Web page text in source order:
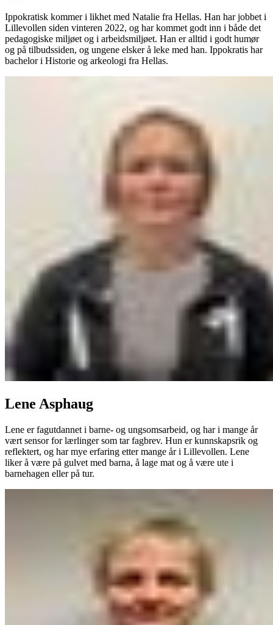
Ippokratisk kommer i likhet med Natalie fra Hellas. Han har jobbet i
Lillevollen siden vinteren 2022, og har kommet godt inn i både det
pedagogiske miljøet og i arbeidsmiljøet. Han er alltid i godt humør
og på tilbudssiden, og ungene elsker å leke med han. Ippokratis har
bachelor i Historie og arkeologi fra Hellas.
Lene Asphaug
Lene er fagutdannet i barne- og ungsomsarbeid, og har i mange år
vært sensor for lærlinger som tar fagbrev. Hun er kunnskapsrik og
reflektert, og har mye erfaring etter mange år i Lillevollen. Lene
liker å være på gulvet med barna, å lage mat og å være ute i
barnehagen eller på tur.